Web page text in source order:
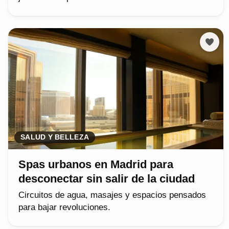
SALUD Y BELLEZA
Spas urbanos en Madrid para
desconectar sin salir de la ciudad
Circuitos de agua, masajes y espacios pensados
para bajar revoluciones.